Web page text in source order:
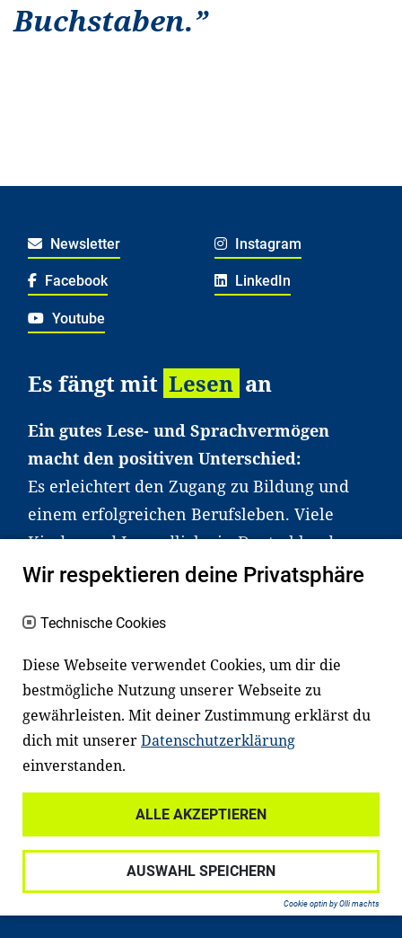
Buchstaben.”
Newsletter Instagram
Facebook LinkedIn
Youtube
Es fängt mit Lesen an
Ein gutes Lese- und Sprachvermögen
macht den positiven Unterschied:
Es erleichtert den Zugang zu Bildung und
einem erfolgreichen Berufsleben. Viele
Kinder und Jugendliche in Deutschland
haben aber große Schwierigkeiten dabei.
an Familien sowie an Erzieher*innen,
Fachexpert*innen. Dafür arbeiten wir eng
mit Ministerien, wissenschaftlichen
Einrichtungen, Verbänden, Unternehmen
und anderen Stiftungen zusammen.
Datenschutz
Haftungsausschluss
Impressum
Wir respektieren deine Privatsphäre
Technische Cookies
Diese Webseite verwendet Cookies, um dir die
bestmögliche Nutzung unserer Webseite zu
gewährleisten. Mit deiner Zustimmung erklärst du
dich mit unsererDatenschutzerklärung
einverstanden.
ALLE AKZEPTIEREN
AUSWAHL SPEICHERN
Cookie optin by Olli machts